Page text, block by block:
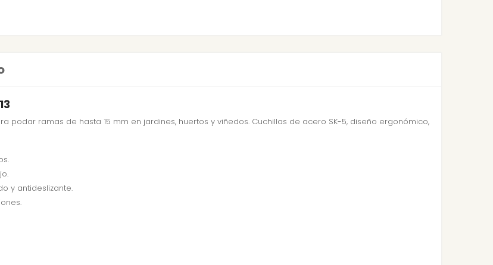
podar ramas de hasta 15 mm en jardines, huertos y viñedos. Cuchillas de acero SK-5, diseño ergonómico,
y antideslizante.